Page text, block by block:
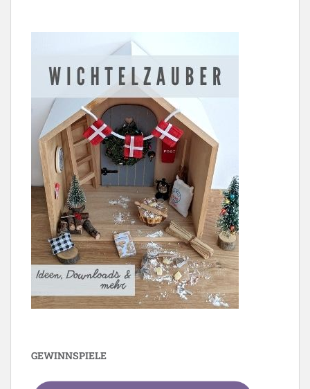
GEWINNSPIELE